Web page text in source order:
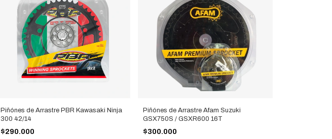
Piñónes de Arrastre PBR Kawasaki Ninja
300 42/14
$290.000
Piñónes de Arrastre Afam Suzuki
GSX750S / GSXR600 16T
$300.000